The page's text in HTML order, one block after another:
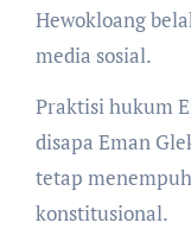
Hewokloang
media sosial.
Praktisi hukum
disapa Eman
tetap
konstitusional.